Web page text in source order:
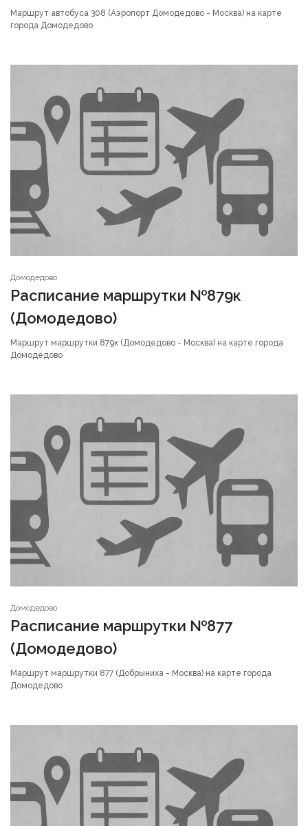
Маршрут автобуса 308 (Аэропорт Домодедово - Москва) на карте
города Домодедово
Домодедово
Расписание маршрутки №879к
(Домодедово)
Маршрут маршрутки 879к (Домодедово - Москва) на карте города
Домодедово
Домодедово
Расписание маршрутки №877
(Домодедово)
Маршрут маршрутки 877 (Добрыниха - Москва) на карте города
Домодедово